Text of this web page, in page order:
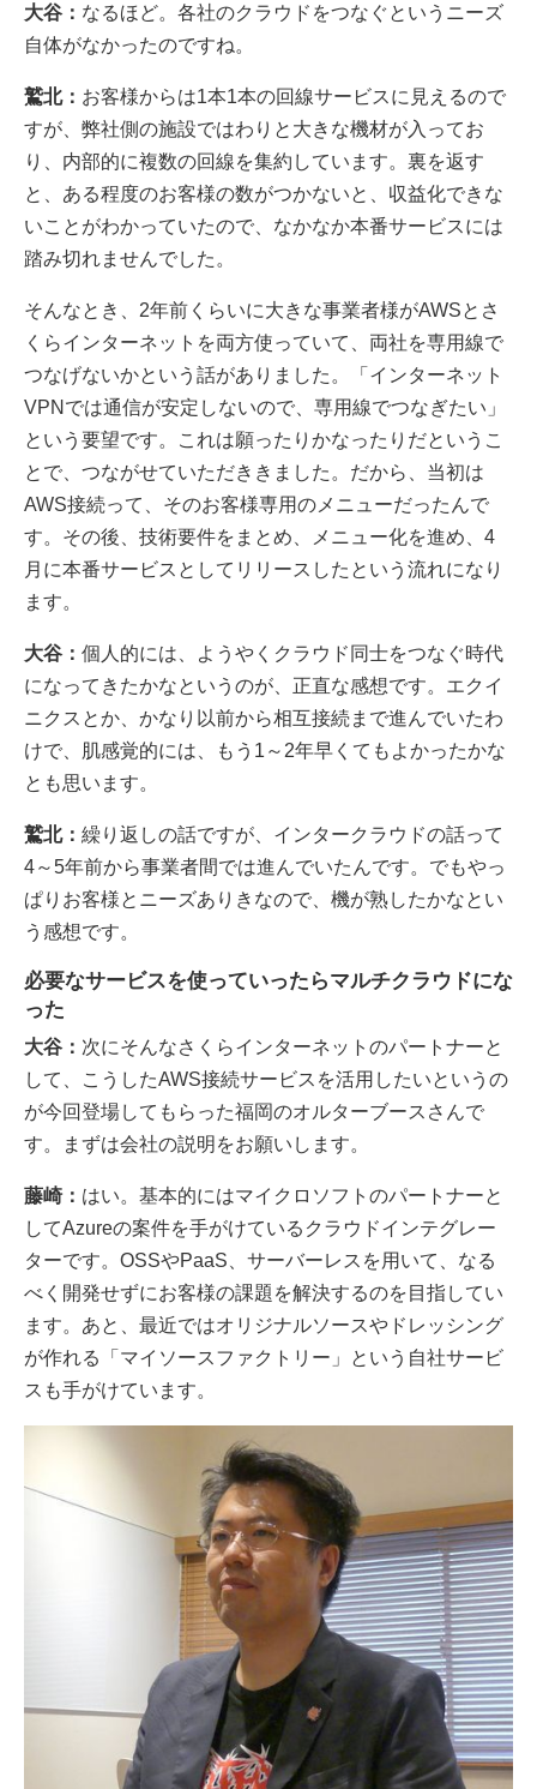
大谷： なるほど。各社のクラウドをつなぐというニーズ
自体がなかったのですね。
鷲北： お客様からは1本1本の回線サービスに見えるので
すが、弊社側の施設ではわりと大きな機材が入ってお
り、内部的に複数の回線を集約しています。裏を返す
と、ある程度のお客様の数がつかないと、収益化できな
いことがわかっていたので、なかなか本番サービスには
踏み切れませんでした。
そんなとき、2年前くらいに大きな事業者様がAWSとさ
くらインターネットを両方使っていて、両社を専用線で
つなげないかという話がありました。「インターネット
VPNでは通信が安定しないので、専用線でつなぎたい」
という要望です。これは願ったりかなったりだというこ
とで、つながせていただききました。だから、当初は
AWS接続って、そのお客様専用のメニューだったんで
す。その後、技術要件をまとめ、メニュー化を進め、4
月に本番サービスとしてリリースしたという流れになり
ます。
大谷： 個人的には、ようやくクラウド同士をつなぐ時代
になってきたかなというのが、正直な感想です。エクイ
ニクスとか、かなり以前から相互接続まで進んでいたわ
けで、肌感覚的には、もう1～2年早くてもよかったかな
とも思います。
鷲北： 繰り返しの話ですが、インタークラウドの話って
4～5年前から事業者間では進んでいたんです。でもやっ
ぱりお客様とニーズありきなので、機が熟したかなとい
う感想です。
必要なサービスを使っていったらマルチクラウドにな
った
大谷： 次にそんなさくらインターネットのパートナーと
して、こうしたAWS接続サービスを活用したいというの
が今回登場してもらった福岡のオルターブースさんで
す。まずは会社の説明をお願いします。
藤崎： はい。基本的にはマイクロソフトのパートナーと
してAzureの案件を手がけているクラウドインテグレー
ターです。OSSやPaaS、サーバーレスを用いて、なる
べく開発せずにお客様の課題を解決するのを目指してい
ます。あと、最近ではオリジナルソースやドレッシング
が作れる「マイソースファクトリー」という自社サービ
スも手がけています。